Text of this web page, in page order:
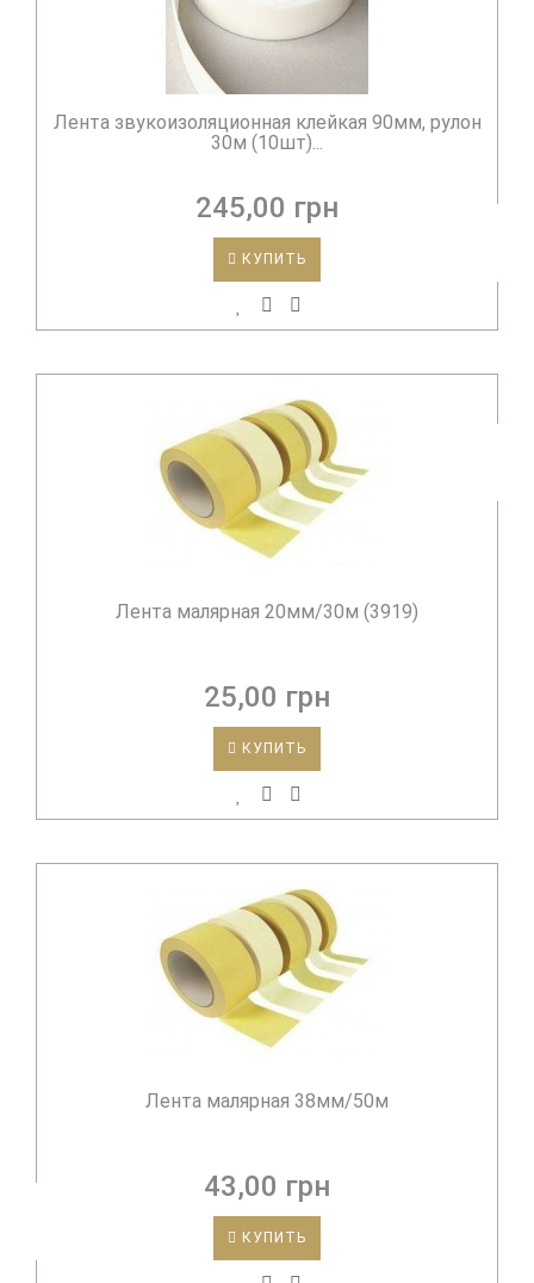
Лента звукоизоляционная клейкая 90мм, рулон
30м (10шт)...
245,00 грн
КУПИТЬ
Лента малярная 20мм/30м (3919)
25,00 грн
КУПИТЬ
Лента малярная 38мм/50м
43,00 грн
КУПИТЬ